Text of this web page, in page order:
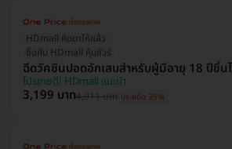
HDmall คัดมาให้แล้ว
ซื้อกับ HDmall คุ้มชัวร์
ฉีดวัคซีนปอดอักเสบสำหรับผู้มีอายุ 18 ปีขึ้น
โปรขายดี! HDmall แนะนำ
3,199 บาท4,911 บาท ประหยัด 35%